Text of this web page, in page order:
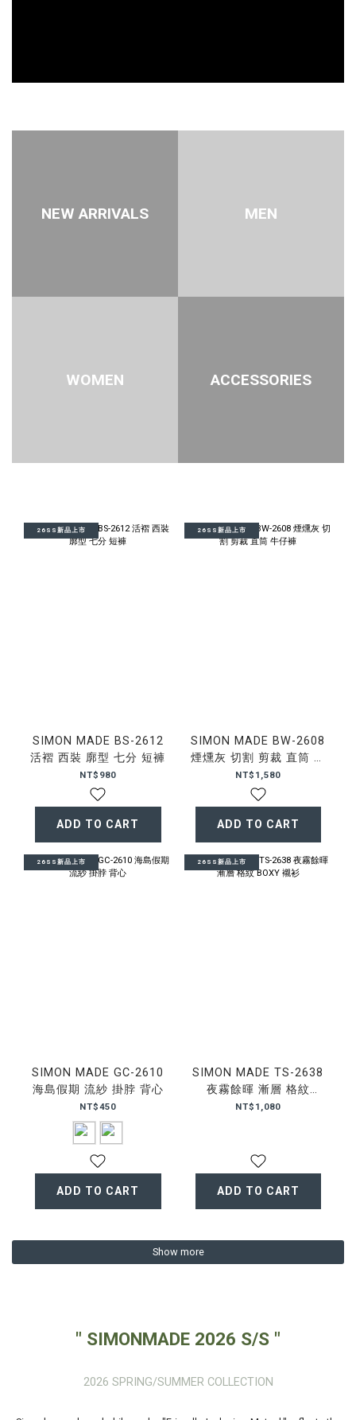
NEW ARRIVALS MEN
WOMEN ACCESSORIES
26SS新品上市
SIMON MADE BS-2612
活褶 西裝 廓型 七分 短褲
NT$980
ADD TO CART
26SS新品上市
SIMON MADE BW-2608
煙燻灰 切割 剪裁 直筒 牛
仔褲
NT$1,580
ADD TO CART
26SS新品上市
SIMON MADE GC-2610
海島假期 流紗 掛脖 背心
NT$450
ADD TO CART
26SS新品上市
SIMON MADE TS-2638
夜霧餘暉 漸層 格紋
BOXY 襯衫
NT$1,080
ADD TO CART
Show more
" SIMONMADE 2026 S/S "
2026 SPRING/SUMMER COLLECTION